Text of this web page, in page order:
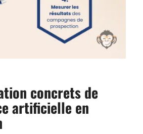
concrets de
artificielle en